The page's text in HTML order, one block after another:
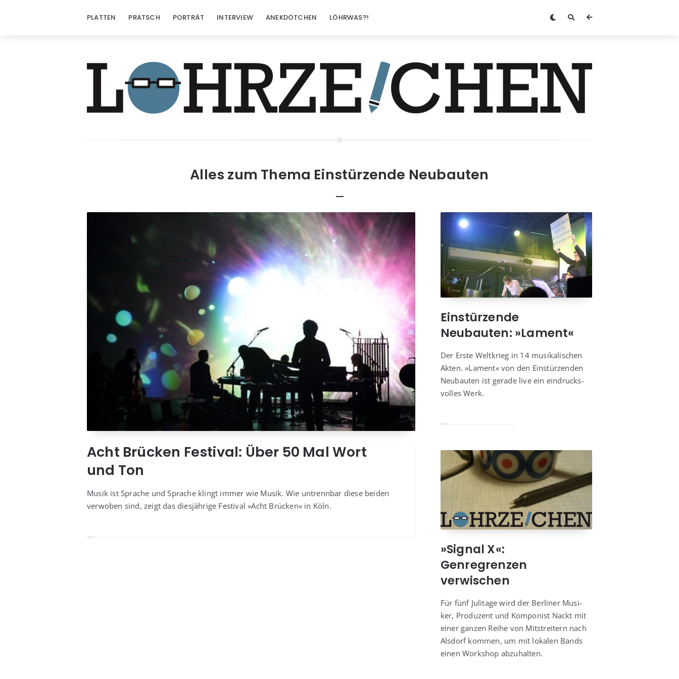
PLATTEN PRATSCH PORTRÄT INTERVIEW ANEKDÖTCHEN LÖHRWAS?!
Alles zum Thema Einstürzende Neubauten
Acht Brücken Festival: Über 50 Mal Wort
und Ton
Musik ist Spra­che und Spra­che klingt immer wie Musik. Wie untrenn­bar die­se bei­den
ver­wo­ben sind, zeigt das dies­jäh­ri­ge Fes­ti­val »Acht Brü­cken« in Köln.
Einstürzende
Neubauten: »Lament«
Der Ers­te Welt­krieg in 14 musi­ka­li­schen
Akten. »Lament« von den Ein­stür­zen­den
Neu­bau­ten ist gera­de live ein ein­drucks­
vol­les Werk.
»Signal X«:
Genregrenzen
verwischen
Für fünf Juli­ta­ge wird der Ber­li­ner Musi­
ker, Pro­du­zent und Kom­po­nist Nackt mit
einer gan­zen Rei­he von Mit­strei­tern nach
Als­dorf kom­men, um mit loka­len Bands
einen Work­shop abzuhalten.